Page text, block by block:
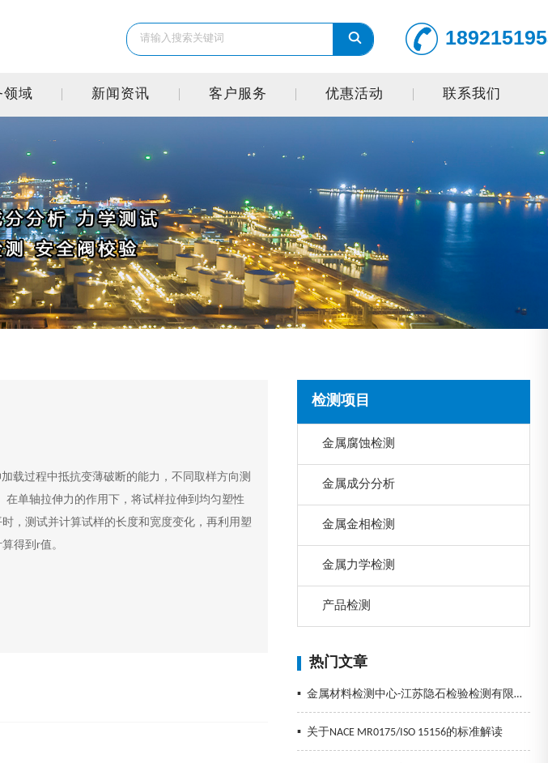
领域 新闻资讯 客户服务 优惠活动 联系我们
检测项目
金属腐蚀检测
金属成分分析
金属金相检测
金属力学检测
产品检测
热门文章
▪ 金属材料检测中心-江苏隐石检验检测有限公司
▪ 关于NACE MR0175/ISO 15156的标准解读
载过程中抵抗变薄破断的能力，不同取样方向测
单轴拉伸力的作用下，将试样拉伸到均匀塑性
，测试并计算试样的长度和宽度变化，再利用塑
得到r值。